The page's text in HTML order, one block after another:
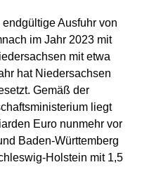
Ausfuhr von
im Jahr 2023 mit
mit etwa
hat Niedersachsen
Gemäß der
liegt
Euro nunmehr vor
Baden-Württemberg
Holstein mit 1,5